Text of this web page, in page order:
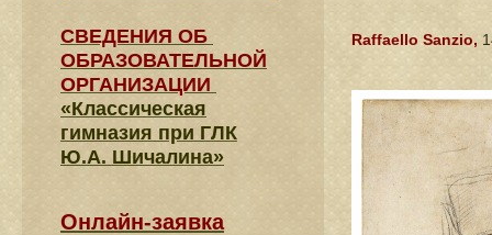
Raffaello Sanzio,
СВЕДЕНИЯ​ ОБ
ОБРАЗОВАТЕЛЬНОЙ
ОРГАНИЗАЦИИ
«Классическая
гимназия при ГЛК
Ю.А. Шичалина»
Онлайн-заявка